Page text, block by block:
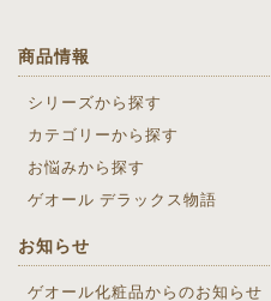
商品情報
シリーズから探す
カテゴリーから探す
お悩みから探す
ゲオール デラックス物語
お知らせ
ゲオール化粧品からのお知らせ